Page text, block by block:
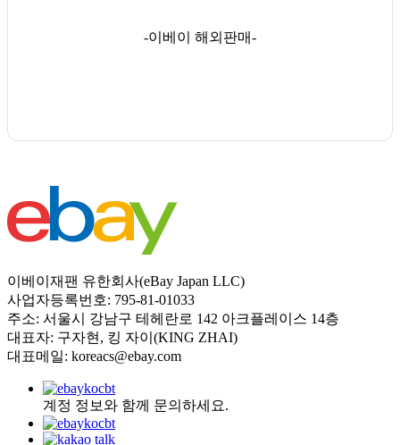
-이베이 해외판매-
이베이재팬 유한회사(eBay Japan LLC)
사업자등록번호: 795-81-01033
주소: 서울시 강남구 테헤란로 142 아크플레이스 14층
대표자: 구자현, 킹 자이(KING ZHAI)
대표메일: koreacs@ebay.com
계정 정보와 함께 문의하세요.